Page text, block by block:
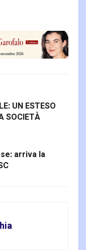
UN ESTESO
SOCIETÀ
arriva la